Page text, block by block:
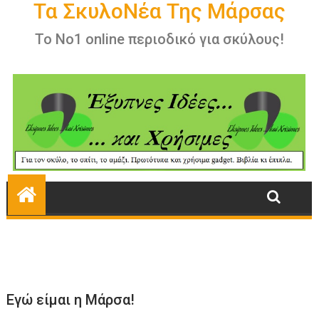
Εγώ είμαι η Μάρσα!